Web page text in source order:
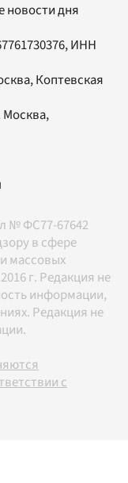
новости дня
ИНН
Коптевская
Москва,
№ ФС77-67642
в сфере
массовых
г. Редакция не
информации,
Редакция не
с